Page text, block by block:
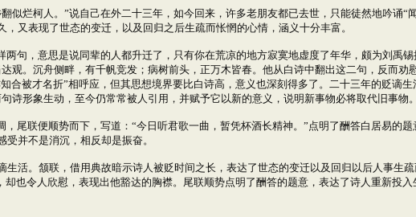
烂柯人。”说自己在外二十三年，如今回来，许多老朋友都已去世，只能徒然地吟诵“
又表现了世态的变迁，以及回归之后生疏而怅惘的心情，涵义十分丰富。
，意思是说同辈的人都升迁了，只有你在荒凉的地方寂寞地虚度了年华，颇为刘禹
观。沉舟侧畔，有千帆竞发；病树前头，正万木皆春。他从白诗中翻出这二句，反而
合被才名折”相呼应，但其思想境界要比白诗高，意义也深刻得多了。二十三年的贬谪
诗形象生动，至今仍常常被人引用，并赋予它以新的意义，说明新事物必将取代旧事物
联便顺势而下，写道：“今日听君歌一曲，暂凭杯酒长精神。”点明了酬答白居易的
并不是消沉，相反却是振奋。
。颔联，借用典故暗示诗人被贬时间之长，表达了世态的变迁以及回归以后人事生
也令人欣慰，表现出他豁达的胸襟。尾联顺势点明了酬答的题意，表达了诗人重新投